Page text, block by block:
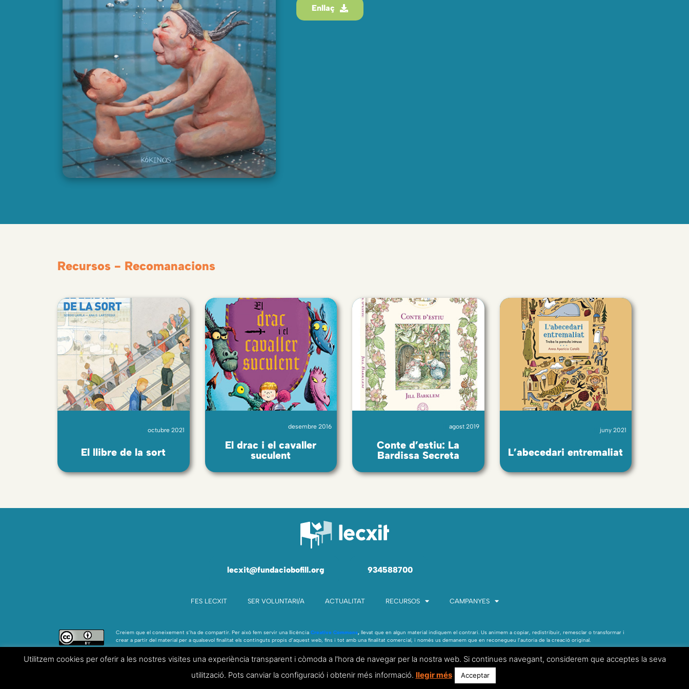
Enllaç
Recursos - Recomanacions
octubre 2021
El llibre de la sort
desembre 2016
El drac i el cavaller
suculent
agost 2019
Conte d’estiu: La
Bardissa Secreta
juny 2021
L’abecedari entremaliat
lecxit@fundaciobofill.org 934588700
FES LECXIT SER VOLUNTARI/A ACTUALITAT RECURSOS CAMPANYES
Creiem que el coneixement s’ha de compartir. Per això fem servir una llicència Creative Commons, llevat que en algun material indiquem el contrari. Us animem a copiar, redistribuir, remesclar o transformar i
crear a partir del material per a qualsevol finalitat els continguts propis d’aquest web, fins i tot amb una finalitat comercial, i només us demanem que en reconegueu l’autoria de la creació original.
Utilitzem cookies per oferir a les nostres visites una experiència transparent i còmoda a l'hora de navegar per la nostra web. Si continues navegant, considerem que acceptes la seva
utilització. Pots canviar la configuració i obtenir més informació. llegir més Acceptar